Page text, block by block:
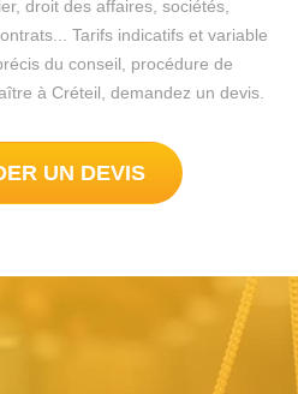
droit des affaires, sociétés,
Tarifs indicatifs et variable
du conseil, procédure de
à Créteil, demandez un devis.
UN DEVIS